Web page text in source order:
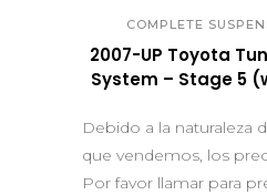
COMPLETE
2007-UP Toyota
System – Stage 5
Debido a la naturaleza
que vendemos, los
Por favor llamar para